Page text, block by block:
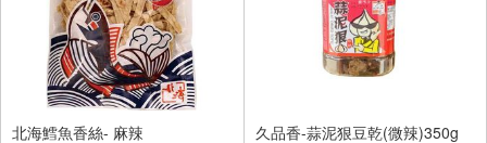
北海鱈魚香絲- 麻辣
久品香-蒜泥狠豆乾(微辣)350g